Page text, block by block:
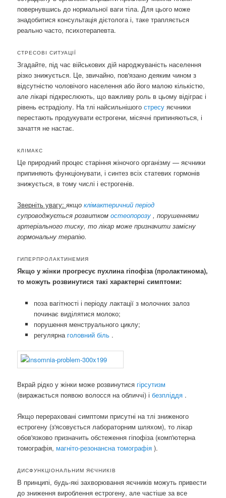
повернувшись до нормальної ваги тіла. Для цього може
знадобитися консультація дієтолога і, таке трапляється
реально часто, психотерапевта.
СТРЕСОВІ СИТУАЦІЇ
Згадайте, під час військових дій народжуваність населення
різко знижується. Це, звичайно, пов'язано деяким чином з
відсутністю чоловічого населення або його малою кількістю,
але лікарі підкреслюють, що важливу роль в цьому відіграє і
рівень естрадіолу. На тлі найсильнішогостресуяєчники
перестають продукувати естрогени, місячні припиняються, і
зачаття не настає.
КЛІМАКС
Це природний процес старіння жіночого організму — яєчники
припиняють функціонувати, і синтез всіх статевих гормонів
знижується, в тому числі і естрогенів.
Зверніть увагу:якщоклімактеричний період
супроводжується розвиткомостеопорозу, порушеннями
артеріального тиску, то лікар може призначити замісну
гормональну терапію.
ГИПЕРПРОЛАКТИНЕМИЯ
Якщо у жінки прогресує пухлина гіпофіза (пролактинома),
то можуть розвинутися такі характерні симптоми:
поза вагітності і періоду лактації з молочних залоз
починає виділятися молоко;
порушення менструального циклу;
регулярна головний біль .
Вкрай рідко у жінки може розвинутися гірсутизм
(виражається появою волосся на обличчі) ібезпліддя .
Якщо перераховані симптоми присутні на тлі зниженого
естрогену (з'ясовується лабораторним шляхом), то лікар
обов'язково призначить обстеження гіпофіза (комп'ютерна
томографія, магніто-резонансна томографія).
ДИСФУНКЦІОНАЛЬНИМ ЯЄЧНИКІВ
В принципі, будь-які захворювання яєчників можуть привести
до зниження вироблення естрогену, але частіше за все